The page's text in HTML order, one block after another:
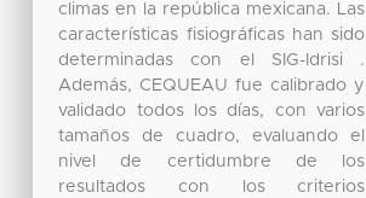
climas en la república mexicana. Las
características fisiográficas han sido
determinadas con el SIG-Idrisi .
Además, CEQUEAU fue calibrado y
validado todos los días, con varios
tamaños de cuadro, evaluando el
nivel de certidumbre de los
resultados con los criterios